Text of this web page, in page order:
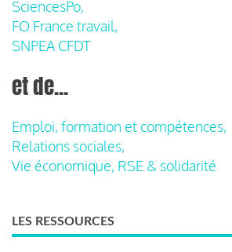
SciencesPo,
FO France travail,
SNPEA CFDT
et de...
Emploi, formation et compétences,
Relations sociales,
Vie économique, RSE & solidarité
LES RESSOURCES